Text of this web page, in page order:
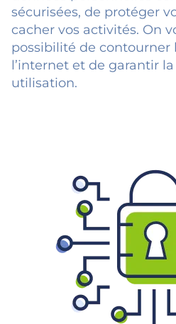
sécurisées, de protéger
cacher vos activités. On
possibilité de contourner
l’internet et de garantir
utilisation.